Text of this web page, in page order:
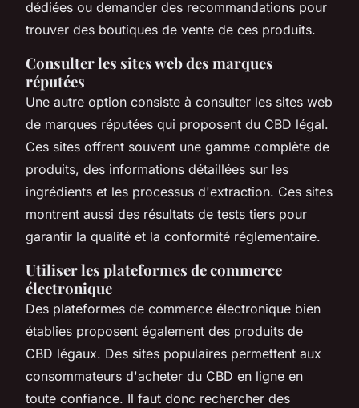
dédiées ou demander des recommandations pour
trouver des boutiques de vente de ces produits.
Consulter les sites web des marques
réputées
Une autre option consiste à consulter les sites web
de marques réputées qui proposent du CBD légal.
Ces sites offrent souvent une gamme complète de
produits, des informations détaillées sur les
ingrédients et les processus d'extraction. Ces sites
montrent aussi des résultats de tests tiers pour
garantir la qualité et la conformité réglementaire.
Utiliser les plateformes de commerce
électronique
Des plateformes de commerce électronique bien
établies proposent également des produits de
CBD légaux. Des sites populaires permettent aux
consommateurs d'acheter du CBD en ligne en
toute confiance. Il faut donc rechercher des